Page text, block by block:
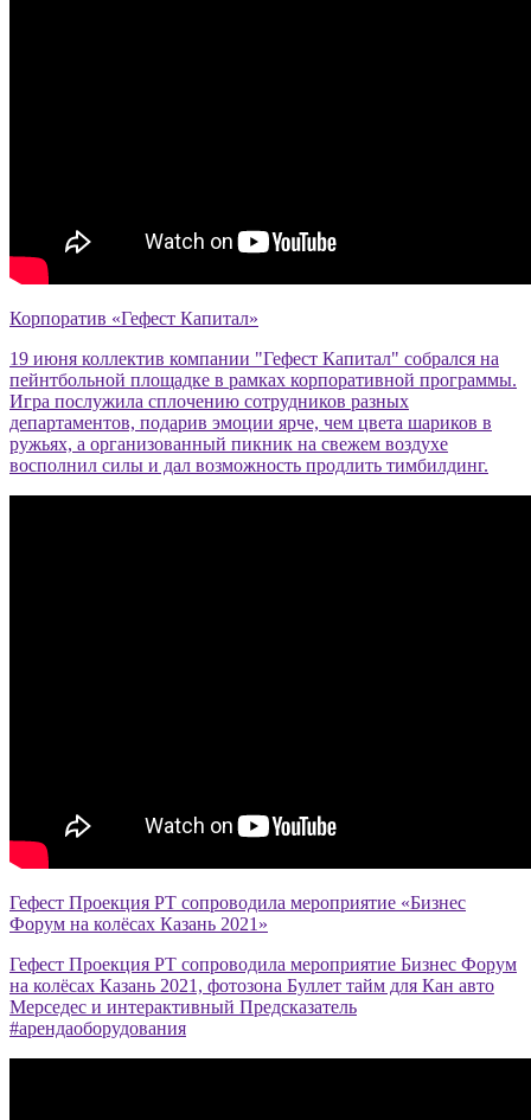
Корпоратив «Гефест Капитал»
19 июня коллектив компании "Гефест Капитал" собрался на
пейнтбольной площадке в рамках корпоративной программы.
Игра послужила сплочению сотрудников разных
департаментов, подарив эмоции ярче, чем цвета шариков в
ружьях, а организованный пикник на свежем воздухе
восполнил силы и дал возможность продлить тимбилдинг.
Гефест Проекция РТ сопроводила мероприятие «Бизнес
Форум на колёсах Казань 2021»
Гефест Проекция РТ сопроводила мероприятие Бизнес Форум
на колёсах Казань 2021, фотозона Буллет тайм для Кан авто
Мерседес и интерактивный Предсказатель
#арендаоборудования